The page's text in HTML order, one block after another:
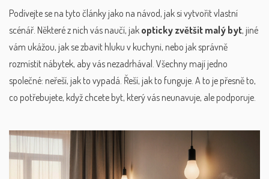
Podívejte se na tyto články jako na návod, jak si vytvořit vlastní
scénář. Některé z nich vás naučí, jak opticky zvětšit malý byt, jiné
vám ukážou, jak se zbavit hluku v kuchyni, nebo jak správně
rozmístit nábytek, aby vás nezadrhával. Všechny mají jedno
společné: neřeší, jak to vypadá. Řeší, jak to funguje. A to je přesně to,
co potřebujete, když chcete byt, který vás neunavuje, ale podporuje.